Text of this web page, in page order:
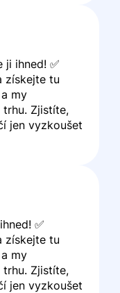
ihned! ✅
získejte tu
my
Zjistíte,
jen vyzkoušet
✅
získejte tu
my
Zjistíte,
jen vyzkoušet